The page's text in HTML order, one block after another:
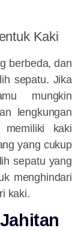
Kaki
berbeda, dan
sepatu. Jika
mungkin
lengkungan
kaki
yang cukup
sepatu yang
menghindari
kaki.